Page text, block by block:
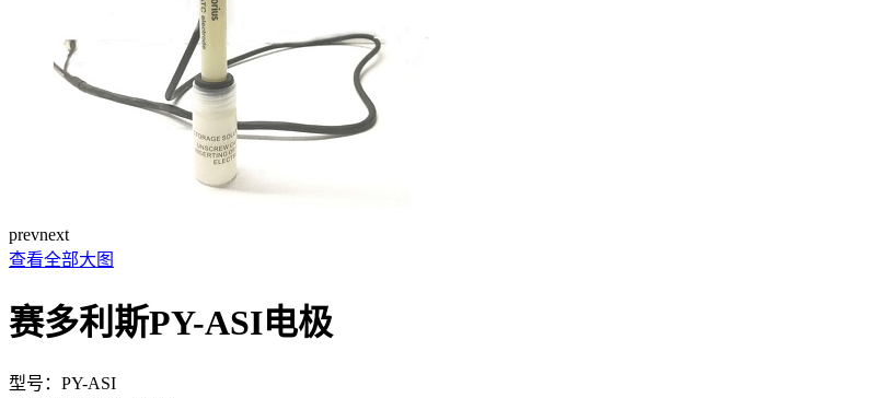
prevnext
查看全部大图
赛多利斯PY-ASI电极
型号：PY-ASI